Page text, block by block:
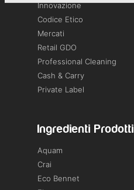
Innovazione
Codice Etico
Mercati
Retail GDO
Professional Cleaning
Cash & Carry
Private Label
Ingredienti Prodotti
Aquam
Crai
Eco Bennet